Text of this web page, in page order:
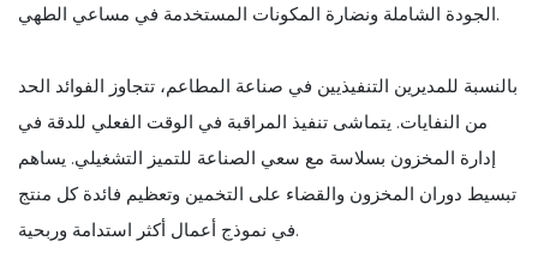
الجودة الشاملة ونضارة المكونات المستخدمة في مساعي الطهي.
بالنسبة للمديرين التنفيذيين في صناعة المطاعم، تتجاوز الفوائد الحد
من النفايات. يتماشى تنفيذ المراقبة في الوقت الفعلي للدقة في
إدارة المخزون بسلاسة مع سعي الصناعة للتميز التشغيلي. يساهم
تبسيط دوران المخزون والقضاء على التخمين وتعظيم فائدة كل منتج
في نموذج أعمال أكثر استدامة وربحية.